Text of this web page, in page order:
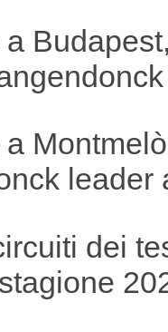
Montmelò
leader
dei